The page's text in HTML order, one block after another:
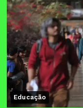
Educação